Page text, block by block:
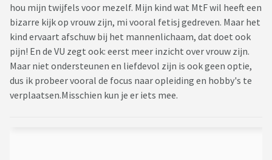
hou mijn twijfels voor mezelf. Mijn kind wat MtF wil heeft een
bizarre kijk op vrouw zijn, mi vooral fetisj gedreven. Maar het
kind ervaart afschuw bij het mannenlichaam, dat doet ook
pijn! En de VU zegt ook: eerst meer inzicht over vrouw zijn.
Maar niet ondersteunen en liefdevol zijn is ook geen optie,
dus ik probeer vooral de focus naar opleiding en hobby's te
verplaatsen.Misschien kun je er iets mee.